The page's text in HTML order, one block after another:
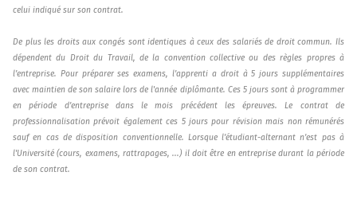
celui indiqué sur son contrat.
De plus les droits aux congés sont identiques à ceux des salariés de droit commun. Ils
dépendent du Droit du Travail, de la convention collective ou des règles propres à
l’entreprise. Pour préparer ses examens, l’apprenti a droit à 5 jours supplémentaires
avec maintien de son salaire lors de l'année diplômante. Ces 5 jours sont à programmer
en période d’entreprise dans le mois précédent les épreuves. Le contrat de
professionnalisation prévoit également ces 5 jours pour révision mais non rémunérés
sauf en cas de disposition conventionnelle. Lorsque l’étudiant-alternant n’est pas à
l'Université (cours, examens, rattrapages, ...) il doit être en entreprise durant la période
de son contrat.